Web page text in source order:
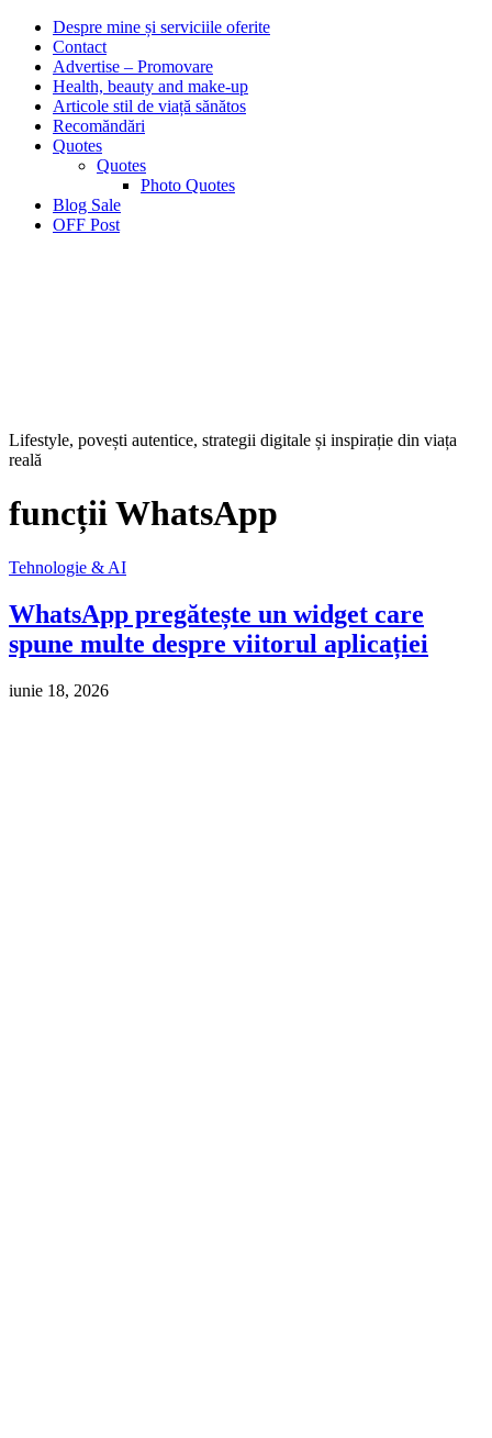
Despre mine și serviciile oferite
Contact
Advertise – Promovare
Health, beauty and make-up
Articole stil de viață sănătos
Recomăndări
Quotes
Quotes
Photo Quotes
Blog Sale
OFF Post
Lifestyle, povești autentice, strategii digitale și inspirație din viața
reală
funcții WhatsApp
Tehnologie & AI
WhatsApp pregătește un widget care
spune multe despre viitorul aplicației
iunie 18, 2026